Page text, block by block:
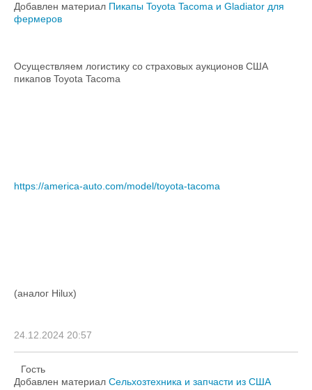
Добавлен материал Пикапы Toyota Tacoma и Gladiator для
фермеров
Осуществляем логистику со страховых аукционов США
пикапов Toyota Tacoma
https://america-auto.com/model/toyota-tacoma
(аналог Hilux)
24.12.2024 20:57
Гость
Добавлен материал Сельхозтехника и запчасти из США